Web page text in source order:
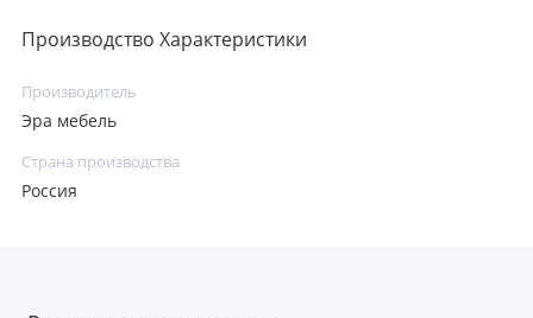
Производство Характеристики
Производитель
Эра мебель
Страна производства
Россия